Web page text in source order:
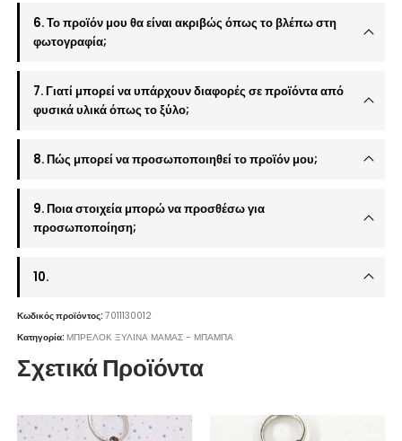
6. Το προϊόν μου θα είναι ακριβώς όπως το βλέπω στη
φωτογραφία;
7. Γιατί μπορεί να υπάρχουν διαφορές σε προϊόντα από
φυσικά υλικά όπως το ξύλο;
8. Πώς μπορεί να προσωποποιηθεί το προϊόν μου;
9. Ποια στοιχεία μπορώ να προσθέσω για
προσωποποίηση;
10.
Κωδικός προϊόντος:7011130012
Κατηγορία:ΜΠΡΕΛΟΚ ΞΥΛΙΝΑ ΜΑΜΑΣ - ΜΠΑΜΠΑ
Σχετικά Προϊόντα